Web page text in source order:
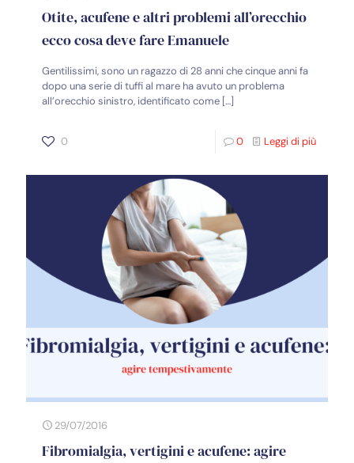
Otite, acufene e altri problemi all’orecchio
ecco cosa deve fare Emanuele
Gentilissimi, sono un ragazzo di 28 anni che cinque anni fa
dopo una serie di tuffi al mare ha avuto un problema
all’orecchio sinistro, identificato come […]
0 0 Leggi di più
29/07/2016
Fibromialgia, vertigini e acufene: agire